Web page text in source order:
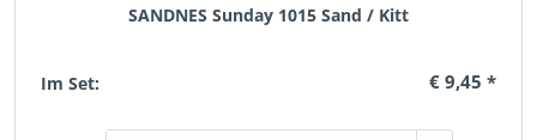
SANDNES Sunday 1015 Sand / Kitt
Im Set: € 9,45 *